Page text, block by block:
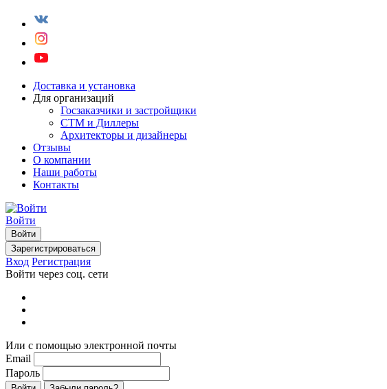
Доставка и установка
Для организаций
Госзаказчики и застройщики
СТМ и Диллеры
Архитекторы и дизайнеры
Отзывы
О компании
Наши работы
Контакты
Войти
Войти
Зарегистрироваться
Вход Регистрация
Войти через соц. сети
Или с помощью электронной почты
Email
Пароль